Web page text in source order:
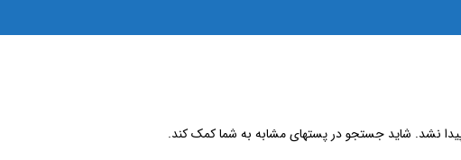
نشد. شاید جستجو در پستهای مشابه به شما کمک کند.